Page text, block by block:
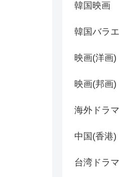
韓国映画
韓国バラ
映画(洋画)
映画(邦画)
海外ドラ
中国(香港
台湾ドラ